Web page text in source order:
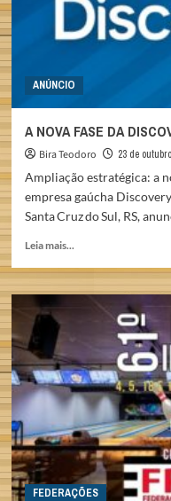
ANÚNCIO
A NOVA FASE DA
Bira Teodoro 23 de
Ampliação estratégica: a
empresa gaúcha
Santa Cruz do Sul, RS,
Leia mais...
about
A
NOVA
DISCOVERY
BOWL
FEDERAÇÕES